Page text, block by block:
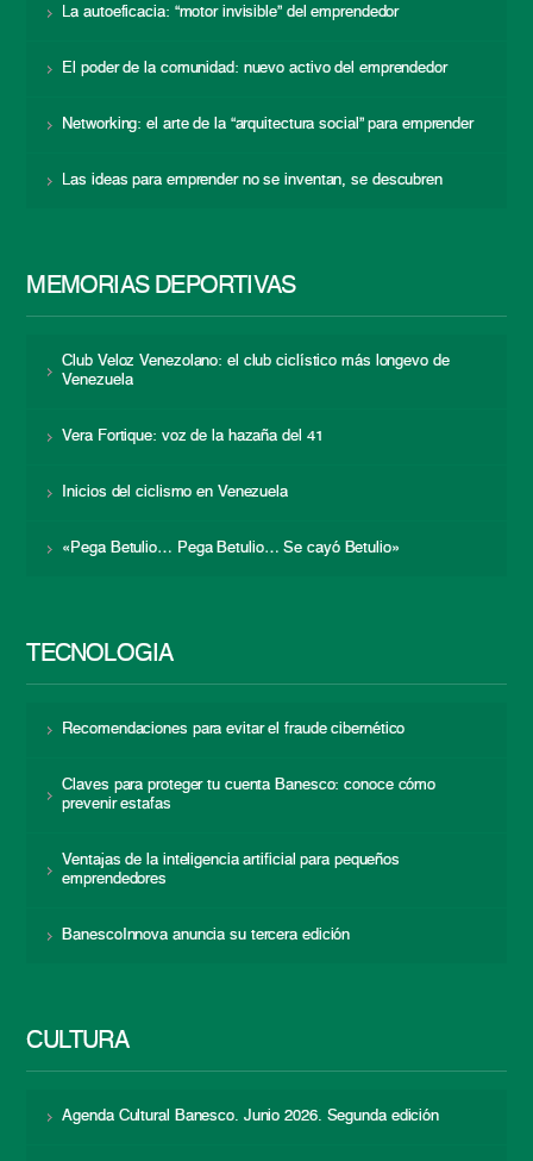
La autoeficacia: “motor invisible” del emprendedor
El poder de la comunidad: nuevo activo del emprendedor
Networking: el arte de la “arquitectura social” para emprender
Las ideas para emprender no se inventan, se descubren
MEMORIAS DEPORTIVAS
Club Veloz Venezolano: el club ciclístico más longevo de
Venezuela
Vera Fortique: voz de la hazaña del 41
Inicios del ciclismo en Venezuela
«Pega Betulio… Pega Betulio… Se cayó Betulio»
TECNOLOGÍA
Recomendaciones para evitar el fraude cibernético
Claves para proteger tu cuenta Banesco: conoce cómo
prevenir estafas
Ventajas de la inteligencia artificial para pequeños
emprendedores
BanescoInnova anuncia su tercera edición
CULTURA
Agenda Cultural Banesco. Junio 2026. Segunda edición